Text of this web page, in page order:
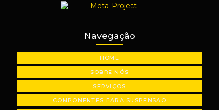
Usinagem de peças em são paulo
Usinagem de polias industriais
Usinagem de precisão
Navegação
HOME
SOBRE NÓS
SERVIÇOS
COMPONENTES PARA SUSPENSAO